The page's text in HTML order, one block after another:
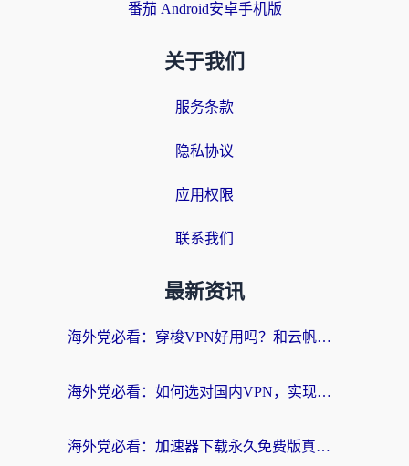
番茄 Android安卓手机版
关于我们
服务条款
隐私协议
应用权限
联系我们
最新资讯
海外党必看：穿梭VPN好用吗？和云帆VPN对比哪个回国效果更好？附真实测评+避坑指南
海外党必看：如何选对国内VPN，实现无缝访问国内资源？
海外党必看：加速器下载永久免费版真的存在吗？教你无缝访问国内资源的正确姿势